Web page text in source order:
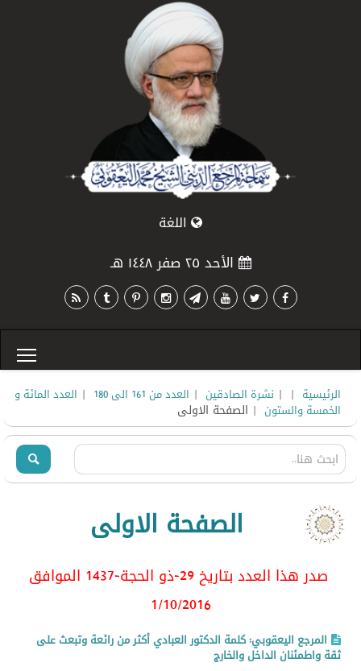
اللغة
الأحد ٢٥ صفر ١٤٤٨ هـ
الرئيسية |
| نشرة الصادقين | العدد من 161 الى 180 | العدد المائة و
الخمسة والستون | الصفحة الاولى
الصفحة الاولى
صدر هذا العدد بتاريخ 29-ذو الحجة-1437 الموافق
1/10/2016
المرجع اليعقوبي: كلمة الدكتور العبادي أكثر من رائعة وتبعث على
ثقة واطمئنان الداخل والخارج